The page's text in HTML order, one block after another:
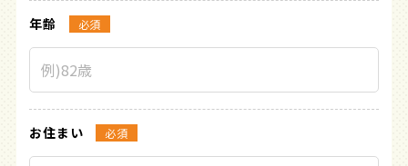
年齢 必須
お住まい 必須